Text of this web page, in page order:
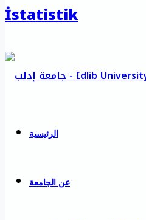
İstatistik
الرئيسية
عن الجامعة